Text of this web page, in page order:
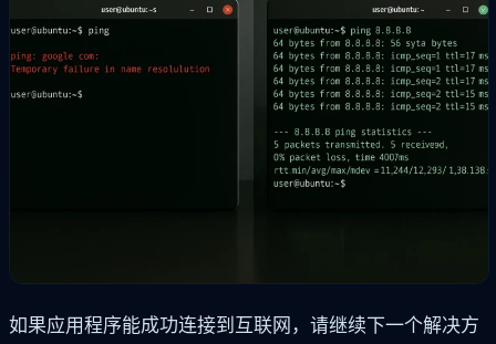
如果应用程序能成功连接到互联网，请继续下一个解决方